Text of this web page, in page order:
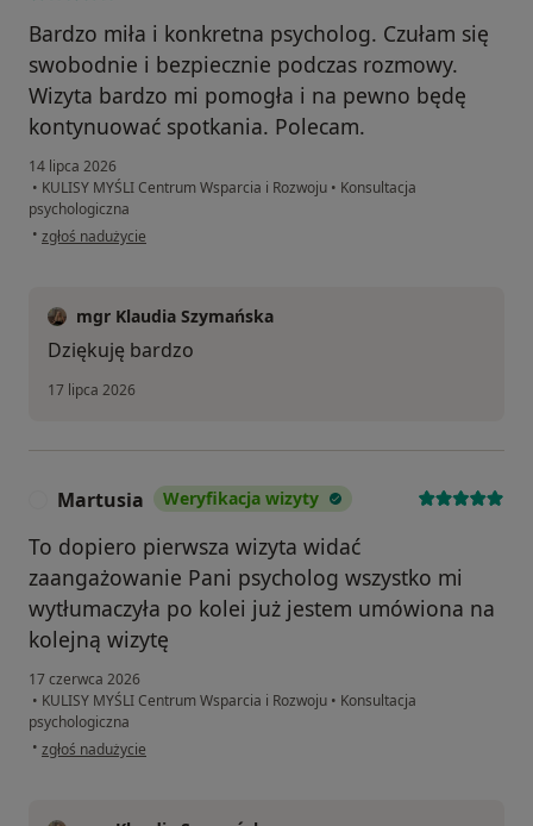
Bardzo miła i konkretna psycholog. Czułam się
swobodnie i bezpiecznie podczas rozmowy.
Wizyta bardzo mi pomogła i na pewno będę
kontynuować spotkania. Polecam.
14 lipca 2026
• KULISY MYŚLI Centrum Wsparcia i Rozwoju • Konsultacja
psychologiczna
• w opinii użytkownika Magda S
zgłoś nadużycie
mgr Klaudia Szymańska
Dziękuję bardzo
17 lipca 2026
Martusia Weryfikacja wizyty
To dopiero pierwsza wizyta widać
zaangażowanie Pani psycholog wszystko mi
wytłumaczyła po kolei już jestem umówiona na
kolejną wizytę
17 czerwca 2026
• KULISY MYŚLI Centrum Wsparcia i Rozwoju • Konsultacja
psychologiczna
• w opinii użytkownika Martusia
zgłoś nadużycie